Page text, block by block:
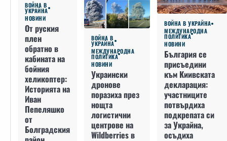
ВОЙНА В
УКРАЙНА
НОВИНИ
От руския
плен
обратно в
кабината на
бойния
хеликоптер:
Историята на
Иван
Пепеляшко
от
Болградския
ВОЙНА В
УКРАЙНА
МЕЖДУНАРОДНА
ПОЛИТИКА
НОВИНИ
Украински
дронове
поразиха през
нощта
логистични
центрове на
Wildberries в
ВОЙНА В УКРАЙНА
МЕЖДУНАРОДНА
ПОЛИТИКА
НОВИНИ
България се
присъедини
към Киивската
декларация:
участниците
потвърдиха
подкрепата си
за Украйна,
осъдиха